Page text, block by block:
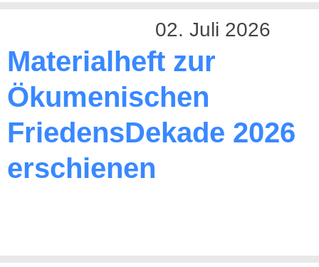
02. Juli 2026
Materialheft zur
Ökumenischen
FriedensDekade 2026
erschienen